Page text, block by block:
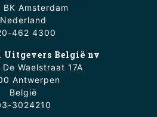
BK Amsterdam
Nederland
462 4300
Uitgevers België nv
Waelstraat 17A
Antwerpen
België
3024210